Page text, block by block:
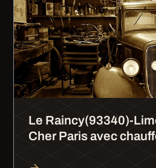
Le Raincy(93340)-
Cher Paris avec